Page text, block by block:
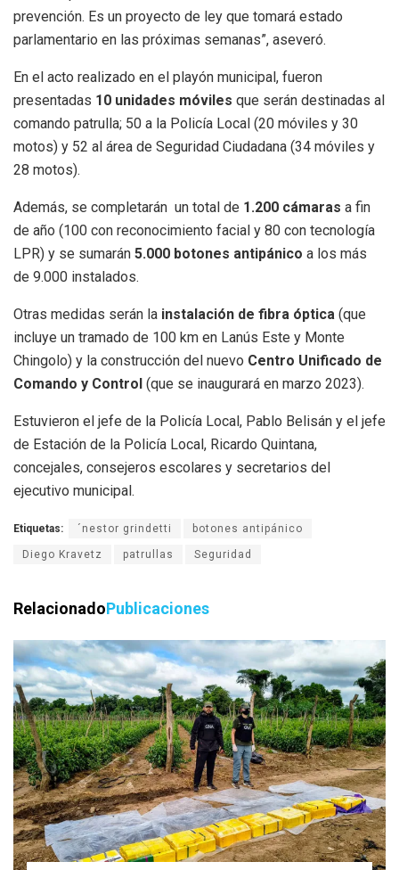
prevención. Es un proyecto de ley que tomará estado
parlamentario en las próximas semanas”, aseveró.
En el acto realizado en el playón municipal, fueron
presentadas 10 unidades móviles que serán destinadas al
comando patrulla; 50 a la Policía Local (20 móviles y 30
motos) y 52 al área de Seguridad Ciudadana (34 móviles y
28 motos).
Además, se completarán un total de 1.200 cámaras a fin
de año (100 con reconocimiento facial y 80 con tecnología
LPR) y se sumarán 5.000 botones antipánico a los más
de 9.000 instalados.
Otras medidas serán la instalación de fibra óptica (que
incluye un tramado de 100 km en Lanús Este y Monte
Chingolo) y la construcción del nuevo Centro Unificado de
Comando y Control (que se inaugurará en marzo 2023).
Estuvieron el jefe de la Policía Local, Pablo Belisán y el jefe
de Estación de la Policía Local, Ricardo Quintana,
concejales, consejeros escolares y secretarios del
ejecutivo municipal.
Etiquetas: ´nestor grindetti botones antipánico
Diego Kravetz patrullas Seguridad
RelacionadoPublicaciones